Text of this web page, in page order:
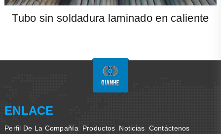
Tubo sin soldadura laminado en caliente
ENLACE
Perfil De La Compañía Productos Noticias Contáctenos